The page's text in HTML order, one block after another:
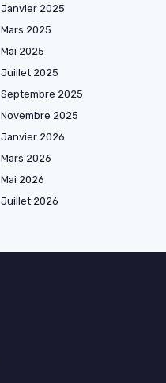
Janvier 2025
Mars 2025
Mai 2025
Juillet 2025
Septembre 2025
Novembre 2025
Janvier 2026
Mars 2026
Mai 2026
Juillet 2026